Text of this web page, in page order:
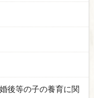
後等の子の養育に関